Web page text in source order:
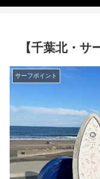
【千葉北・サ
サーフポイント